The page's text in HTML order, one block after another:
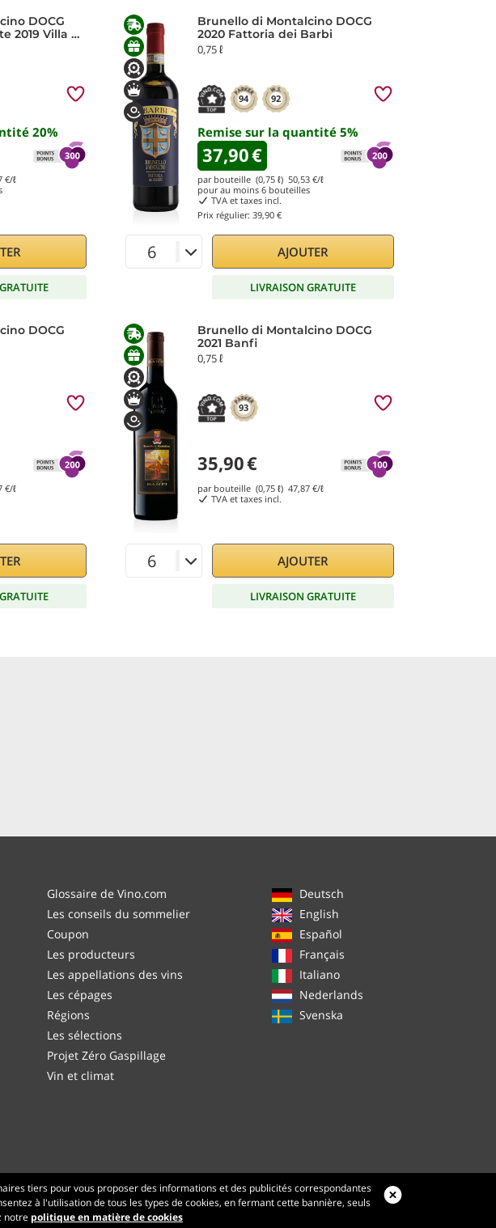
DOCG
2019 Villa da
20%
€/ℓ
Brunello di Montalcino DOCG
2020 Fattoria dei Barbi
0,75 ℓ
94 92
Remise sur la quantité 5%
37,90€
par bouteille (0,75 ℓ) 50,53 €/ℓ
pour au moins 6 bouteilles
TVA et taxes incl.
Prix régulier: 39,90 €
AJOUTER
LIVRAISON GRATUITE
DOCG
€/ℓ
Brunello di Montalcino DOCG
2021 Banfi
0,75 ℓ
93
35,90€
par bouteille (0,75 ℓ) 47,87 €/ℓ
TVA et taxes incl.
AJOUTER
LIVRAISON GRATUITE
Glossaire de Vino.com
Les conseils du sommelier
Coupon
Les producteurs
Les appellations des vins
Les cépages
Régions
Les sélections
Projet Zéro Gaspillage
Vin et climat
Deutsch
English
Español
Français
Italiano
Nederlands
Svenska
3ND S.r.l.
tiers pour vous proposer des informations et des publicités correspondantes
à l'utilisation de tous les types de cookies, en fermant cette bannière, seuls
notre politique en matière de cookies